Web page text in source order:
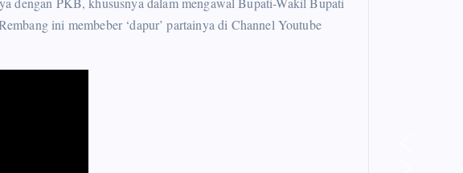
ini membeber ‘dapur’ partainya di Channel Youtube